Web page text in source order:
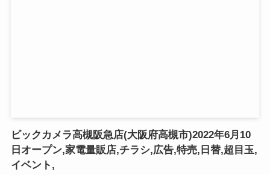
ビックカメラ高槻阪急店(大阪府高槻市)2022年6月10
日オープン,家電量販店,チラシ,広告,特売,日替,超目玉,
イベント,